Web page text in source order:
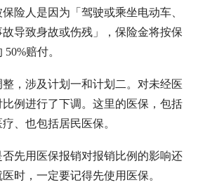
险人是因为「驾驶或乘坐电动车、
导致身故或伤残」，保险金将按保
赔付。
，涉及计划一和计划二。对未经医
例进行了下调。这里的医保，包括
、也包括居民医保。
先用医保报销对报销比例的影响还
时，一定要记得先使用医保。